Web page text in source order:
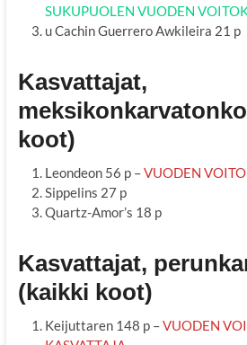
SUKUPUOLEN VUODEN
u Cachin Guerrero Awkileira 21 p
Kasvattajat,
koot)
Leondeon 56 p –VUODEN
Sippelins 27 p
Quartz-Amor’s 18 p
Kasvattajat,
(kaikki koot)
Keijuttaren 148 p –VUODEN